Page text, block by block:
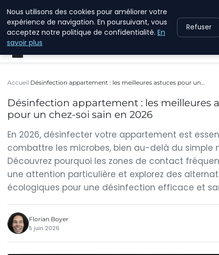
WINFESSOR
Accueil Désinfection appartement : les meilleures astuces pour un…
Désinfection appartement : les meilleures
pour un chez-soi sain en 2026
En 2026, désinfecter votre appartement est
combattre les microbes, bien au-delà du simple
Découvrez pourquoi les zones de contact
une attention particulière et explorez des
écologiques pour une désinfection efficace et
Florian Boyer
5 juin 2026
Nous utilisons des cookies pour améliorer votre
expérience de navigation. En poursuivant, vous
acceptez notre politique de confidentialité. En
savoir plus
Refuser